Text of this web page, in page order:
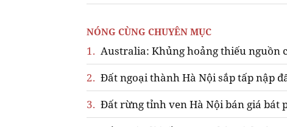
NÓNG CÙNG CHUYÊN MỤC
1. Australia: Khủng hoảng thiếu nguồn
2. Đất ngoại thành Hà Nội sắp tấp nập
3. Đất rừng tỉnh ven Hà Nội bán giá bát